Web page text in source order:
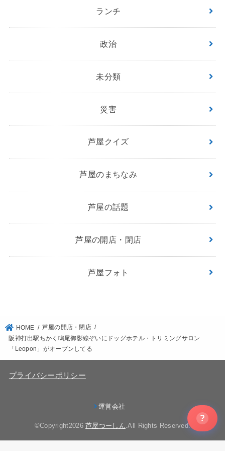
ランチ
政治
未分類
災害
芦屋クイズ
芦屋のまちなみ
芦屋の話題
芦屋の開店・閉店
芦屋フォト
HOME
芦屋の開店・閉店
阪神打出駅ちかく鳴尾御影線ぞいにドッグホテル・トリミングサロン
「Leopon」がオープンしてる
プライバシーポリシー
運営会社
©Copyright2026芦屋つーしん .All Rights Reserved.
?